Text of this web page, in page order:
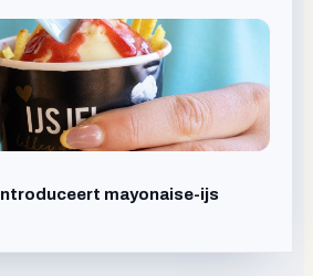
mayonaise-ijs